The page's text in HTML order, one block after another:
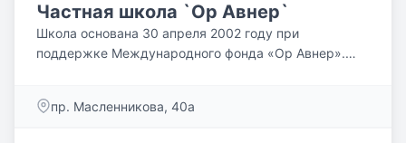
Частная школа `Ор Авнер`
Школа основана 30 апреля 2002 году при
поддержке Международного фонда «Ор Авнер».
пр. Масленникова, 40а